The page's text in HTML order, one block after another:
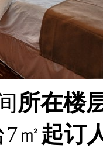
所在楼
㎡起订